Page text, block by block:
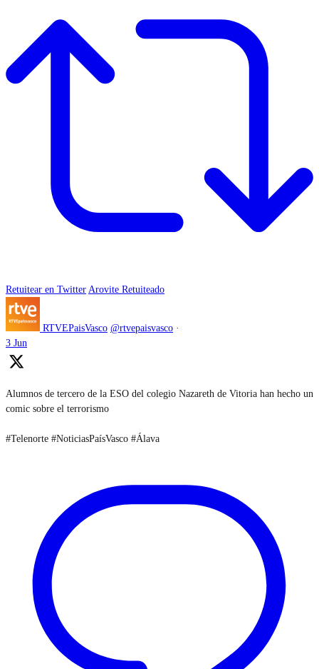
Retuitear en Twitter Arovite Retuiteado
RTVEPaisVasco @rtvepaisvasco ·
3 Jun
Alumnos de tercero de la ESO del colegio Nazareth de Vitoria han hecho un
comic sobre el terrorismo
#Telenorte #NoticiasPaísVasco #Álava